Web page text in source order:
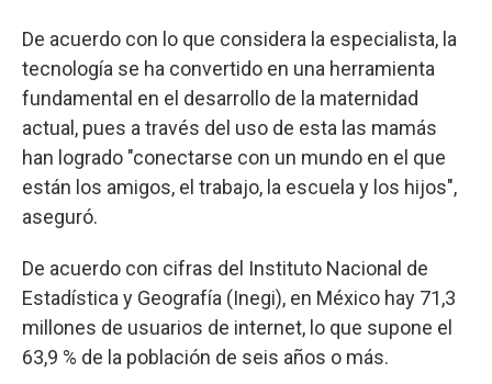
De acuerdo con lo que considera la especialista, la
tecnología se ha convertido en una herramienta
fundamental en el desarrollo de la maternidad
actual, pues a través del uso de esta las mamás
han logrado "conectarse con un mundo en el que
están los amigos, el trabajo, la escuela y los hijos",
aseguró.
De acuerdo con cifras del Instituto Nacional de
Estadística y Geografía (Inegi), en México hay 71,3
millones de usuarios de internet, lo que supone el
63,9 % de la población de seis años o más.